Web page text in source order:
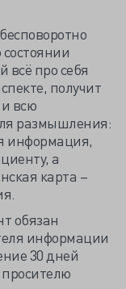
всё про себя
получит
всю
размышления:
информация,
а
карта –
обязан
информации
30 дней